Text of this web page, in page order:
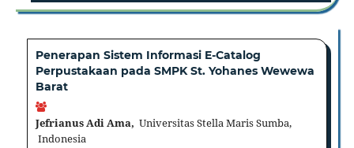
Penerapan Sistem Informasi E-Catalog
Perpustakaan pada SMPK St. Yohanes Wewewa
Barat
Jefrianus Adi Ama, Universitas Stella Maris Sumba,
Indonesia